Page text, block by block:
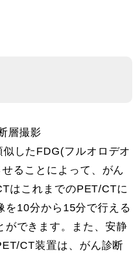
層撮影
したFDG(フルオロデオ
ることによって、がん
はこれまでのPET/CTに
を10分から15分で行える
ができます。また、安静
CT装置は、がん診断